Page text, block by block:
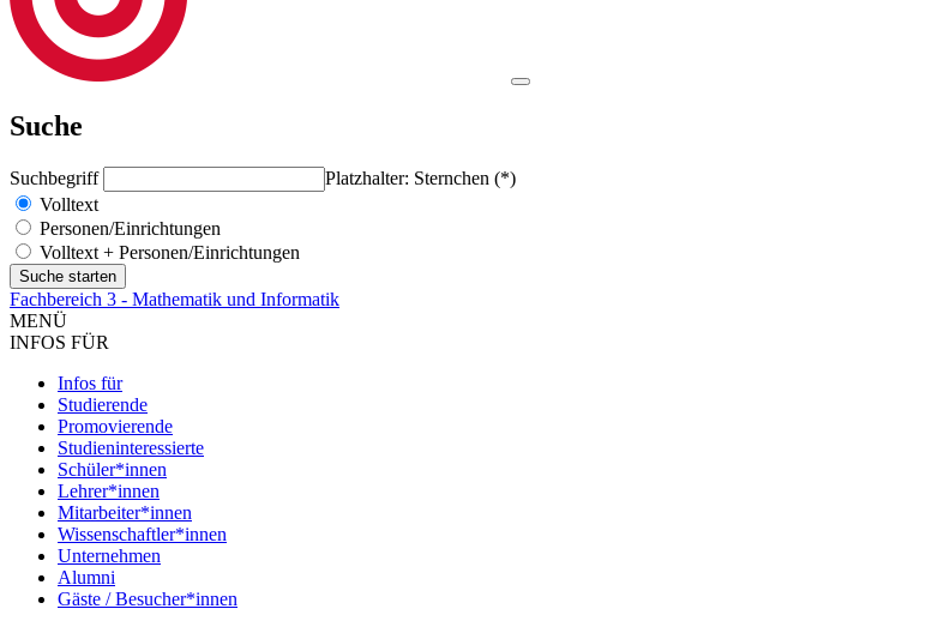
Suche
Suchbegriff
Platzhalter: Sternchen (*)
Volltext
Personen/Einrichtungen
Volltext + Personen/Einrichtungen
Fachbereich 3 - Mathematik und Informatik
MENÜ
INFOS FÜR
Infos für
Studierende
Promovierende
Studieninteressierte
Schüler*innen
Lehrer*innen
Mitarbeiter*innen
Wissenschaftler*innen
Unternehmen
Alumni
Gäste / Besucher*innen